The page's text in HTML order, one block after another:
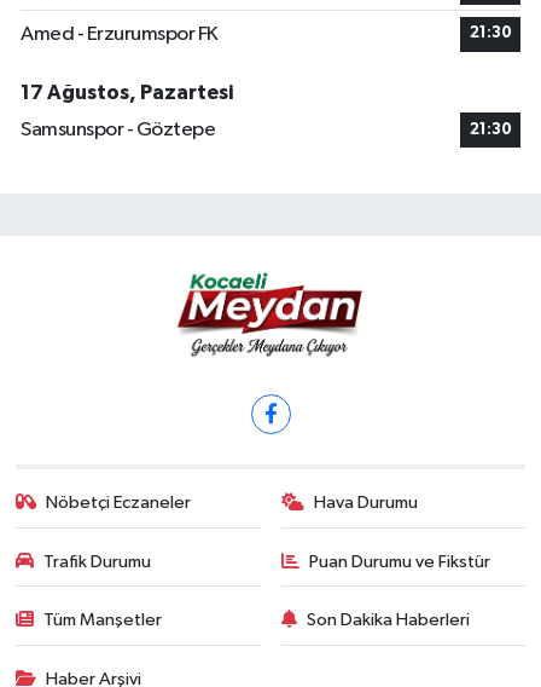
Amed - Erzurumspor FK 21:30
17 Ağustos, Pazartesi
Samsunspor - Göztepe
21:30
Nöbetçi Eczaneler Hava Durumu
Trafik Durumu Puan Durumu ve Fikstür
Tüm Manşetler Son Dakika Haberleri
Haber Arşivi